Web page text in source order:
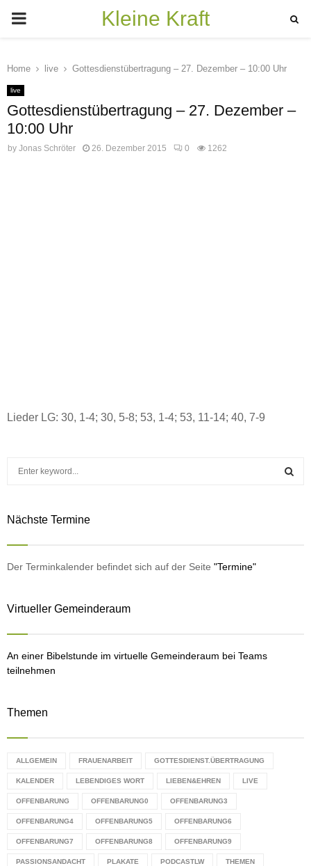
PRIMARY
Kleine Kraft
Home live Gottesdienstübertragung – 27. Dezember – 10:00 Uhr
live
Gottesdienstübertragung – 27. Dezember –
10:00 Uhr
by Jonas Schröter 26. Dezember 2015 0 1262
Lieder LG: 30, 1-4; 30, 5-8; 53, 1-4; 53, 11-14; 40, 7-9
c
o
Nächste Termine
Der Terminkalender befindet sich auf der Seite "Termine"
Virtueller Gemeinderaum
An einer Bibelstunde im virtuelle Gemeinderaum bei Teams
teilnehmen
Themen
ALLGEMEIN FRAUENARBEIT GOTTESDIENST.ÜBERTRAGUNG
KALENDER LEBENDIGES WORT LIEBEN&EHREN LIVE
OFFENBARUNG OFFENBARUNG0 OFFENBARUNG3
OFFENBARUNG4 OFFENBARUNG5 OFFENBARUNG6
OFFENBARUNG7 OFFENBARUNG8 OFFENBARUNG9
PASSIONSANDACHT PLAKATE PODCASTLW THEMEN